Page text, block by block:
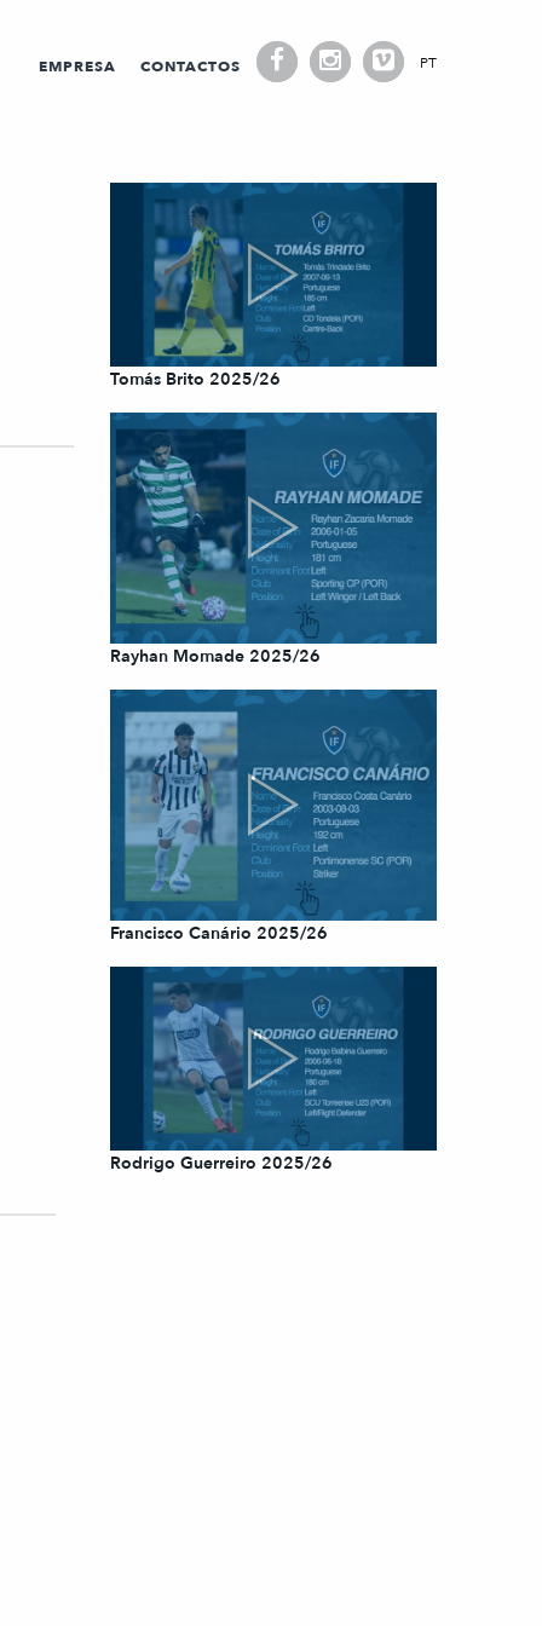
EMPRESA CONTACTOS PT
Tomás Brito 2025/26
Rayhan Momade 2025/26
Francisco Canário 2025/26
Rodrigo Guerreiro 2025/26